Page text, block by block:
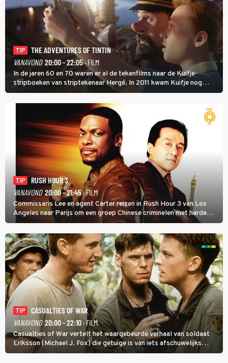
TIP
THE ADVENTURES OF TINTIN
VANAVOND 20:00 - 22:05· FILM
In de jaren 60 en 70 waren er al de tekenfilms naar de Kuifje-
stripboeken van striptekenaar Hergé. In 2011 kwam Kuifje nog
meer tot leven in The Adventures of Tintin van Steven Spielberg.
TIP
RUSH HOUR 3
VANAVOND 20:00 - 21:45· FILM
Commissaris Lee en agent Carter reizen in Rush Hour 3 van Los
Angeles naar Parijs om een groep Chinese criminelen met harde
hand aan te pakken.
TIP
CASUALTIES OF WAR
VANAVOND 20:00 - 22:10· FILM
Casualties of War vertelt het waargebeurde verhaal van soldaat
Eriksson (Michael J. Fox) die getuige is van iets afschuwelijks
tijdens de Vietnamoorlog. Hij besluit uit de school te klappen.